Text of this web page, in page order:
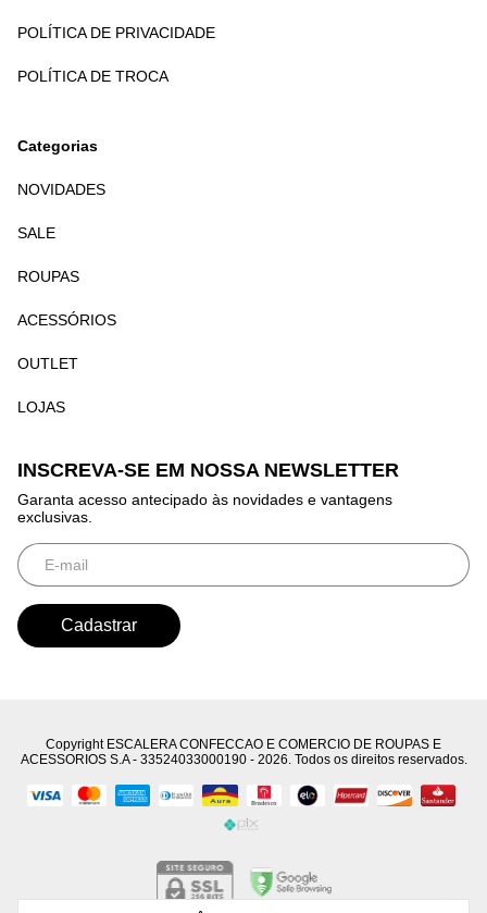
POLÍTICA DE PRIVACIDADE
POLÍTICA DE TROCA
Categorias
NOVIDADES
SALE
ROUPAS
ACESSÓRIOS
OUTLET
LOJAS
INSCREVA-SE EM NOSSA NEWSLETTER
Garanta acesso antecipado às novidades e vantagens
exclusivas.
Copyright ESCALERA CONFECCAO E COMERCIO DE ROUPAS E
ACESSORIOS S.A - 33524033000190 - 2026. Todos os direitos reservados.